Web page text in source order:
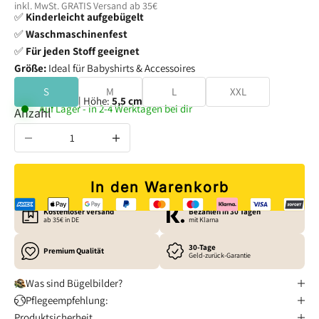
inkl. MwSt. GRATISVersand ab 35€
✅ Kinderleicht aufgebügelt
✅Waschmaschinenfest
✅ Für jeden Stoff geeignet
Größe: Ideal für Babyshirts & Accessoires
S
M L XXL
| Höhe: 5,5 cm
Auf Lager - in 2-4 Werktagen bei dir
Anzahl verringern
Anzahl erhöhen
In den Warenkorb
Kostenloser Versand
ab 35€ in DE
Bezahlen in 30 Tagen
mit Klarna
Premium Qualität 30-Tage
Geld-zurück-Garantie
Was sind Bügelbilder?
Pflegeempfehlung: